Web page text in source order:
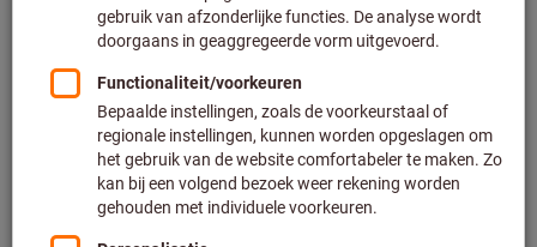
€ 1.329,00
Prijs per 1 Stuk
Toevoegen aan wenslijst